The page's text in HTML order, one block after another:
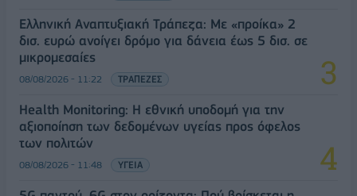
Ελληνική Αναπτυξιακή Τράπεζα: Με «προίκα» 2
δισ. ευρώ ανοίγει δρόμο για δάνεια έως 5 δισ. σε
μικρομεσαίες
08/08/2026 - 11:22 ΤΡΑΠΕΖΕΣ
Health Monitoring: Η εθνική υποδομή για την
αξιοποίηση των δεδομένων υγείας προς όφελος
των πολιτών
08/08/2026 - 11:48 ΥΓΕΙΑ